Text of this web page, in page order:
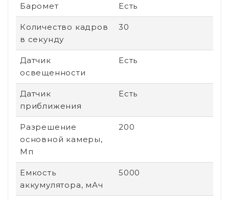
Баромет Есть
Количество кадров
в секунду
30
Датчик
освещенности
Есть
Датчик
приближения
Есть
Разрешение
основной камеры,
Мп
200
Емкость
аккумулятора, мАч
5000